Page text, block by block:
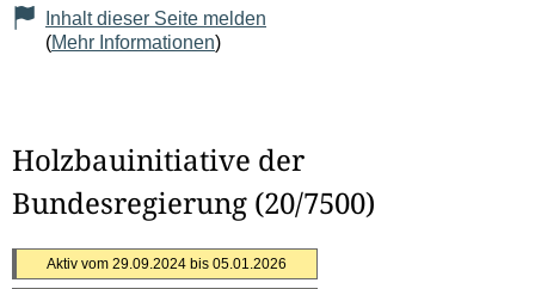
Inhalt dieser Seite melden
(Mehr Informationen)
Holzbauinitiative der
Bundesregierung (20/7500)
Aktiv vom 29.09.2024 bis 05.01.2026